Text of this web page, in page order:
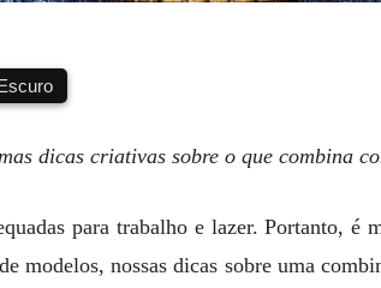
dicas criativas sobre o que combina
para trabalho e lazer. Portanto,
modelos, nossas dicas sobre uma